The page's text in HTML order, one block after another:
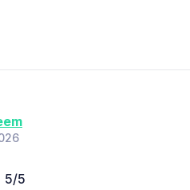
5/5